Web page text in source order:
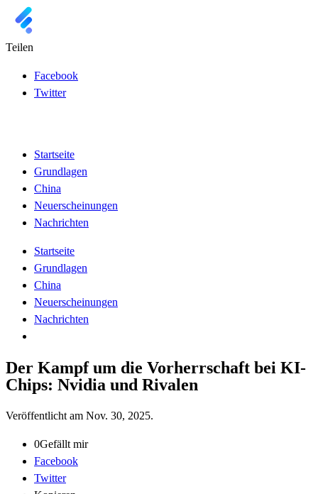
Teilen
Facebook
Twitter
Startseite
Grundlagen
China
Neuerscheinungen
Nachrichten
Startseite
Grundlagen
China
Neuerscheinungen
Nachrichten
Der Kampf um die Vorherrschaft bei KI-
Chips: Nvidia und Rivalen
Veröffentlicht am Nov. 30, 2025.
0Gefällt mir
Facebook
Twitter